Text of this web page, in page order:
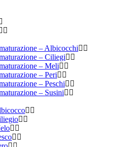
– Albicocchi
– Ciliegi
– Meli
– Peri
– Peschi
– Susini